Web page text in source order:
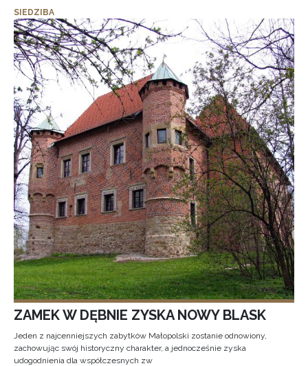
SIEDZIBA
ZAMEK W DĘBNIE ZYSKA NOWY BLASK
Jeden z najcenniejszych zabytków Małopolski zostanie odnowiony,
zachowując swój historyczny charakter, a jednocześnie zyska
udogodnienia dla współczesnych zw